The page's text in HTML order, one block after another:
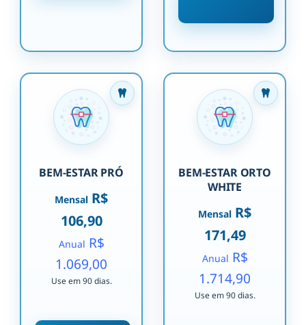
BEM-ESTAR PRÓ
Mensal R$
106,90
Anual R$
1.069,00
Use em 90 dias.
BEM-ESTAR ORTO
WHITE
Mensal R$
171,49
Anual R$
1.714,90
Use em 90 dias.